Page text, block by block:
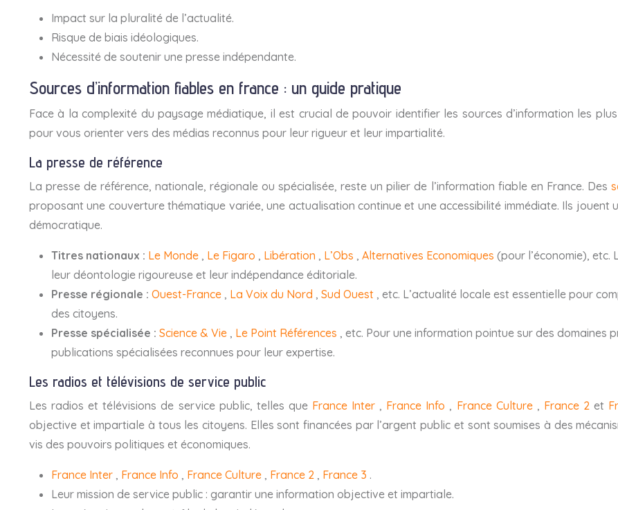
Impact sur la pluralité de l’actualité.
Risque de biais idéologiques.
Nécessité de soutenir une presse indépendante.
Sources d’information fiables en france : un guide pratique
Face à la complexité du paysage médiatique, il est crucial de pouvoir identifier les sources d’information les
pour vous orienter vers des médias reconnus pour leur rigueur et leur impartialité.
La presse de référence
La presse de référence, nationale, régionale ou spécialisée, reste un pilier de l’information fiable en France. Des
proposant une couverture thématique variée, une actualisation continue et une accessibilité immédiate. Ils jouent
démocratique.
Titres nationaux : Le Monde , Le Figaro , Libération , L’Obs , Alternatives Economiques (pour l’économie),
leur déontologie rigoureuse et leur indépendance éditoriale.
Presse régionale : Ouest-France , La Voix du Nord , Sud Ouest , etc. L’actualité locale est essentielle pour
des citoyens.
Presse spécialisée : Science & Vie , Le Point Références , etc. Pour une information pointue sur des domaines
publications spécialisées reconnues pour leur expertise.
Les radios et télévisions de service public
Les radios et télévisions de service public, telles que France Inter , France Info , France Culture , France 2et
objective et impartiale à tous les citoyens. Elles sont financées par l’argent public et sont soumises à des
vis des pouvoirs politiques et économiques.
France Inter , France Info , France Culture , France 2 , France 3 .
Leur mission de service public : garantir une information objective et impartiale.